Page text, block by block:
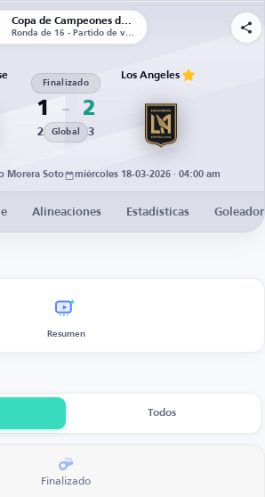
Copa de Campeones de la CONCACAF
Ronda de 16 - Partido de vuelta
1
Finalizado
2
2 Global 3
Los Angeles
Morera Soto miércoles 18-03-2026 · 04:00 am
Alineaciones Estadísticas
Resumen
Todos
Finalizado